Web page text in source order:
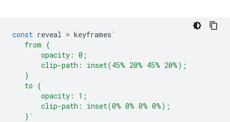
const reveal = keyframes `
   from {
       opacity: 0;
       clip-path: inset(45% 20% 45% 20%);
   }
   to {
       opacity: 1;
       clip-path: inset(0% 0% 0% 0%);
   }`